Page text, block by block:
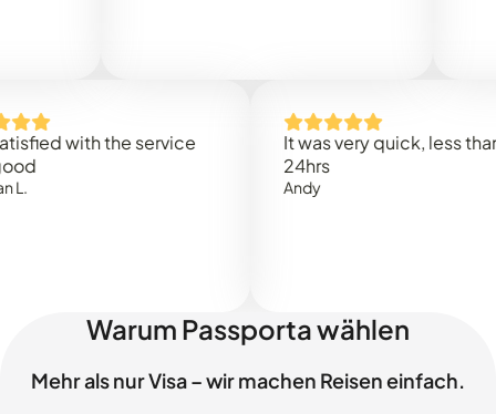
with the service
It was very quick, less than
Warum Passporta wählen
Mehr als nur Visa – wir machen Reisen einfach.